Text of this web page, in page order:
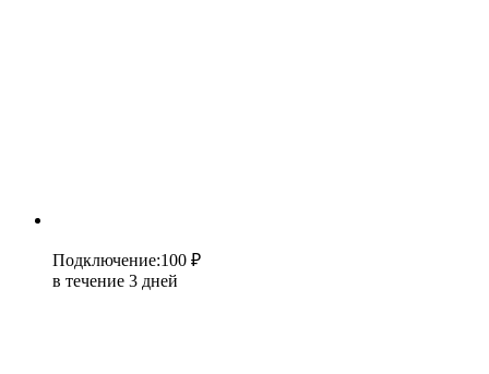
Подключение:100 ₽
в течение 3 дней